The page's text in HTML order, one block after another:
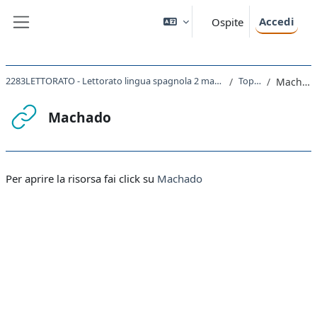
Ospite Accedi
2283LETTORATO - Lettorato lingua spagnola 2 magistrale 2021 Topic 4 Machado
Machado
Per aprire la risorsa fai click su Machado